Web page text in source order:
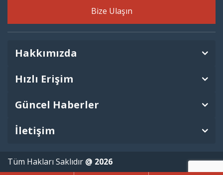
Bize Ulaşın
Hakkımızda
Hızlı Erişim
Güncel Haberler
İletişim
Tüm Hakları Saklıdır @ 2026